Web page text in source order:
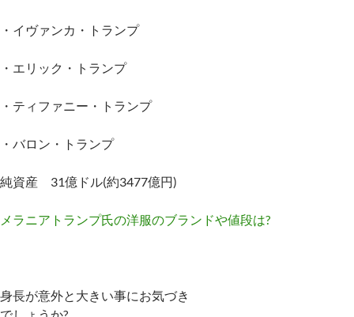
・イヴァンカ・トランプ
・エリック・トランプ
・ティファニー・トランプ
・バロン・トランプ
純資産 31億ドル(約3477億円)
メラニアトランプ氏の洋服のブランドや値段は?
身長が意外と大きい事にお気づき